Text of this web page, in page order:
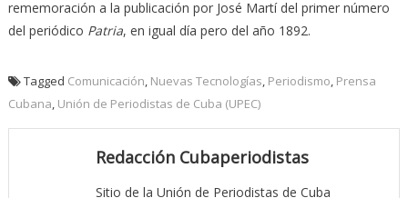
rememoración a la publicación por José Martí del primer número
del periódico Patria, en igual día pero del año 1892.
Tagged Comunicación, Nuevas Tecnologías, Periodismo, Prensa
Cubana, Unión de Periodistas de Cuba (UPEC)
Redacción Cubaperiodistas
Sitio de la Unión de Periodistas de Cuba